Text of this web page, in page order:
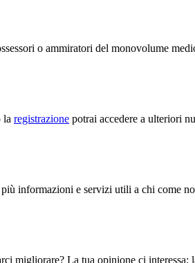
o ammiratori del monovolume
la registrazione potrai accedere a ulteriori
informazioni e servizi utili a chi come
migliorare? La tua opinione ci interessa: